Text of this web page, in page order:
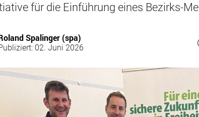
für die Einführung eines Bezirks-
Spalinger (spa)
02. Juni 2026